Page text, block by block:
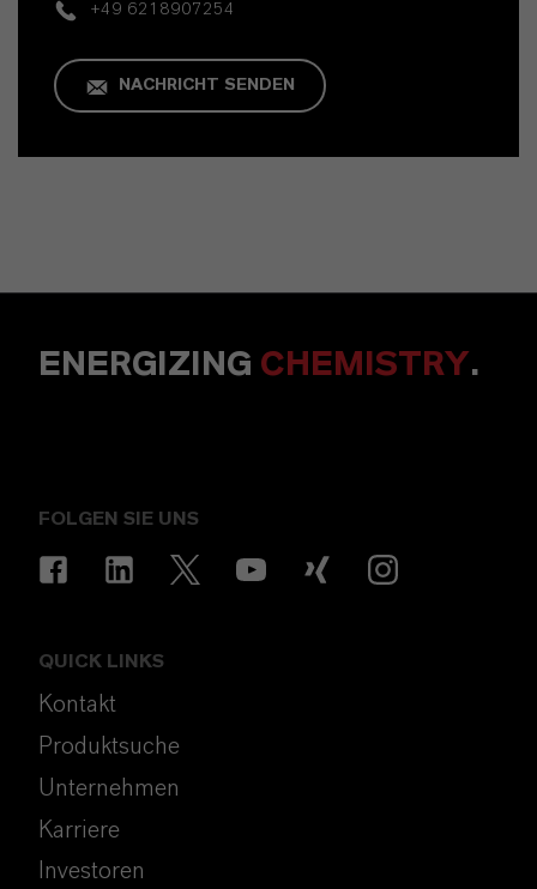
+49 6218907254
NACHRICHT SENDEN
ENERGIZING CHEMISTRY.
FOLGEN SIE UNS
QUICK LINKS
Kontakt
Produktsuche
Unternehmen
Karriere
Investoren